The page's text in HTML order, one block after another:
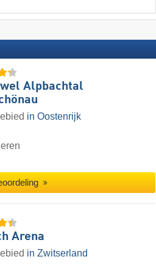
Alpbachtal
in Oostenrijk
Arena
in Zwitserland